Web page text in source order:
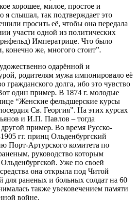
хорошее, милое, простое и
я слышал, так подтверждает это
просить её, чтобы она передала
участи одной из политических
Императрице. Что было
конечно же, многого стоит”.
одарённой и
родителям мужа импонировало её
гражданского долга, ибо это чувство
один пример. В 1874 г. молодые
“Женские фельдшерские курсы
Св. Георгия”. На этих курсах
и И.П. Павлов – тогда
пример. Во время Русско-
гг. принц Ольденбургский
Порт-Артурского комитета по
руководство которым
Уже по своей
она открыла под Читой
для раненых и больных солдат на 60
также увековечением памяти
войне.